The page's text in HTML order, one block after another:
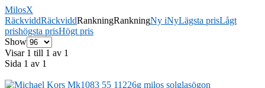
MilosX
RäckviddRäckviddRankningRankningNy iNyLägsta prisLågt
prishögsta prisHögt pris
Show
Visar 1 till 1 av 1
Sida 1 av 1